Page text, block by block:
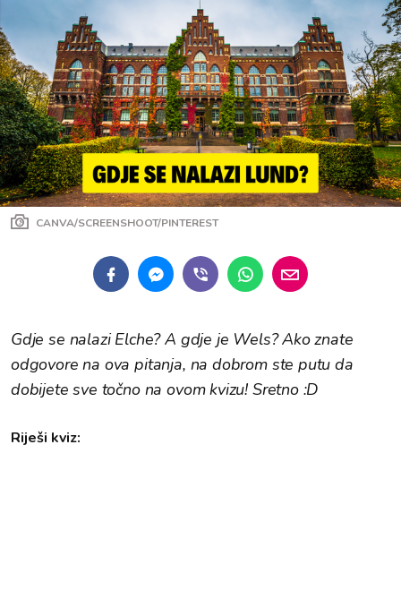
CANVA/SCREENSHOOT/PINTEREST
Gdje se nalazi Elche? A gdje je Wels? Ako znate
odgovore na ova pitanja, na dobrom ste putu da
dobijete sve točno na ovom kvizu! Sretno :D
Riješi kviz: